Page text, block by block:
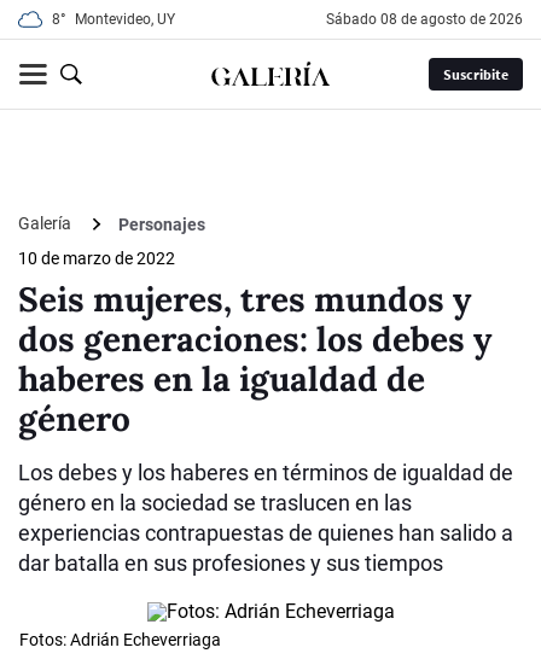
8° Montevideo, UY sábado 08 de agosto de 2026
Suscribite
Galería
Personajes
10 de marzo de 2022
Seis mujeres, tres mundos y
dos generaciones: los debes y
haberes en la igualdad de
género
Los debes y los haberes en términos de igualdad de
género en la sociedad se traslucen en las
experiencias contrapuestas de quienes han salido a
dar batalla en sus profesiones y sus tiempos
Fotos: Adrián Echeverriaga